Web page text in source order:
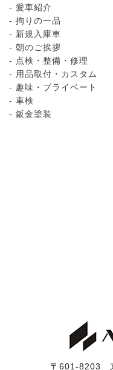
愛車紹介
拘りの一品
新規入庫車
朝のご挨拶
点検・整備・修理
用品取付・カスタム
趣味・プライベート
車検
鈑金塗装
〒601-8203